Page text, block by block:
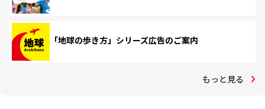
「地球の歩き方」シリーズ広告のご案内
もっと見る